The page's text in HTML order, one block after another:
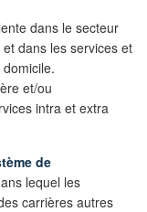
dans le secteur
dans les services et
à domicile.
et/ou
intra et extra
de
lequel les
carrières autres